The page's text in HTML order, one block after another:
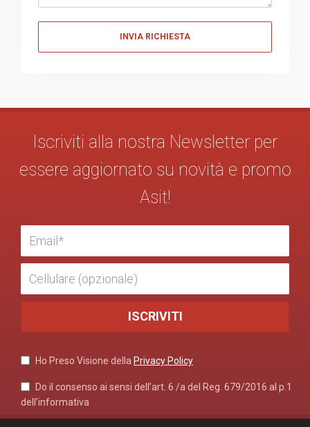
Iscriviti alla nostra Newsletter per
essere aggiornato su novità e promo
Asit!
Ho Preso Visione della Privacy Policy
Do il consenso ai sensi dell’art. 6 /a del Reg. 679/2016 al p.1
dell’informativa